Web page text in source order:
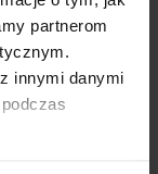
partnerom
innymi danymi